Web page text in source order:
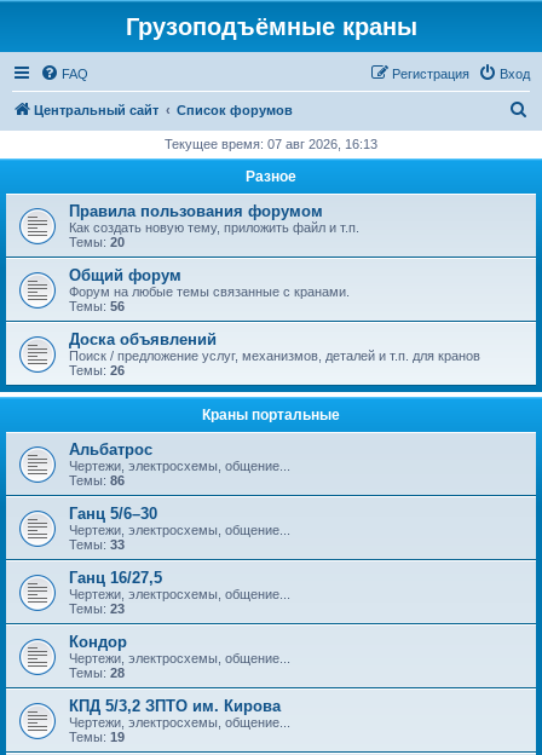
Грузоподъёмные краны
FAQ Вход
Регистрация
Центральный сайт Список форумов
с
Текущее время: 07 авг 2026, 16:13
Разное
Правила пользования форумом
Как создать новую тему, приложить файл и т.п.
Темы: 20
Общий форум
Форум на любые темы связанные с кранами.
Темы: 56
Доска объявлений
Поиск / предложение услуг, механизмов, деталей и т.п. для кранов
Темы: 26
Краны портальные
Альбатрос
Чертежи, электросхемы, общение...
Темы: 86
Ганц 5/6–30
Чертежи, электросхемы, общение...
Темы: 33
Ганц 16/27,5
Чертежи, электросхемы, общение...
Темы: 23
Кондор
Чертежи, электросхемы, общение...
Темы: 28
КПД 5/3,2 ЗПТО им. Кирова
Чертежи, электросхемы, общение...
Темы: 19